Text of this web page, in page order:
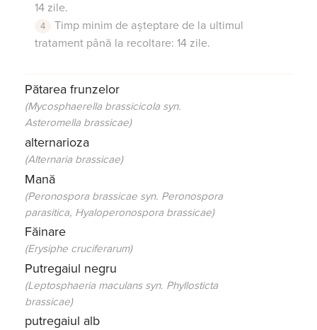
14 zile.
Timp minim de așteptare de la ultimul
tratament până la recoltare: 14 zile.
Pătarea frunzelor
(Mycosphaerella brassicicola syn.
Asteromella brassicae)
alternarioza
(Alternaria brassicae)
Mană
(Peronospora brassicae syn. Peronospora
parasitica, Hyaloperonospora brassicae)
Făinare
(Erysiphe cruciferarum)
Putregaiul negru
(Leptosphaeria maculans syn. Phyllosticta
brassicae)
putregaiul alb